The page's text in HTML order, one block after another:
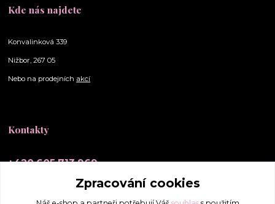
Kde nás najdete
Konvalinková 339
Nižbor, 267 05
Nebo na prodejních akcí
Kontakty
+420 605 713 969
Zpracování cookies